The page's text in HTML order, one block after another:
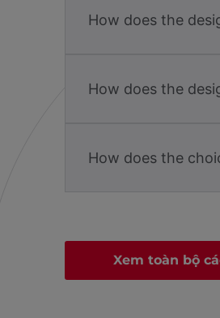
How does the
How does the
How does the
Xem toàn bộ